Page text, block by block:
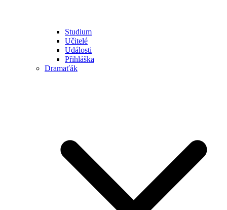
Studium
Učitelé
Události
Přihláška
Dramaťák